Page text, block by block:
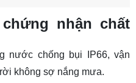
nhận chất
nước chống bụi IP66, vận
không sợ nắng mưa.